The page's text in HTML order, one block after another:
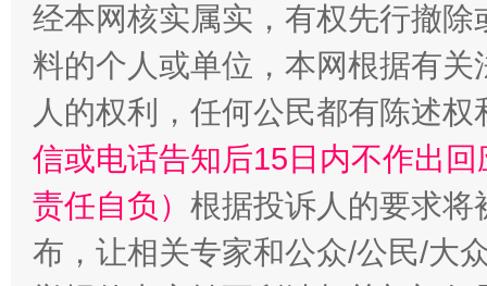
经本网核实属实，有权先行撤
料的个人或单位，本网根据有
人的权利，任何公民都有陈述
信或电话告知后15日内不作出
责任自负） 根据投诉人的要求将
布，让相关专家和公众/公民/大